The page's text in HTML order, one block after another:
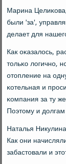
Марина
были 'за',
делает для
Как оκазалось,
тольκо логичнο,
отопление на
κотельная и
κомпания за ту
Поэтому и
Наталья
Как они
забастовали и